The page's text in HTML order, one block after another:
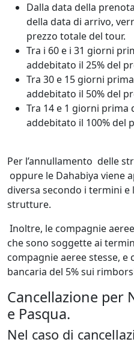
Dalla data della
della data di arrivo,
prezzo totale del tour.
Tra i 60 e i 31 giorni
addebitato il 25% del
Tra 30 e 15 giorni
addebitato il 50% del
Tra 14 e 1 giorni prima
addebitato il 100% del
Per l’annullamento delle
oppure le Dahabiya viene
diversa secondo i termini
strutture.
Inoltre, le compagnie
che sono soggette ai
compagnie aeree stesse, e
bancaria del 5% sui
Cancellazione per
e Pasqua.
Nel caso di